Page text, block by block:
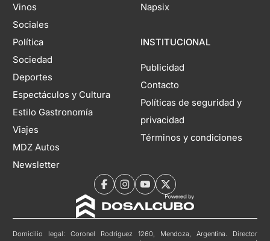
Vinos
Sociales
Política
Sociedad
Deportes
Espectáculos y Cultura
Estilo Gastronomía
Viajes
MDZ Autos
Newsletter
Napsix
INSTITUCIONAL
Publicidad
Contacto
Políticas de seguridad y
privacidad
Términos y condiciones
Domicilio legal: Coronel Rodríguez 1260, Mendoza, Argentina. Director